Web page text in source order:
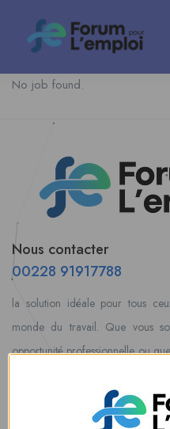
No job found.
Nous contacter
00228 91917788
la solution idéale pour tous
monde du travail. Que vous
opportunité professionnelle ou